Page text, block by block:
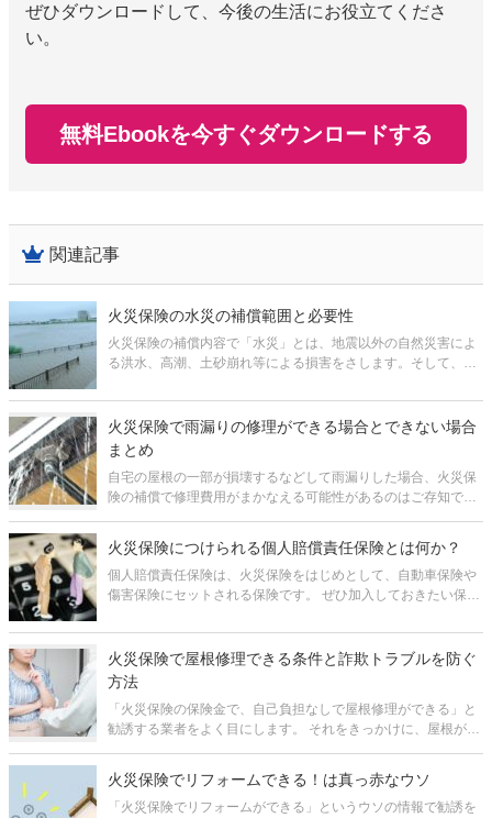
ぜひダウンロードして、今後の生活にお役立てくださ
い。
無料Ebookを今すぐダウンロードする
関連記事
火災保険の水災の補償範囲と必要性
火災保険の補償内容で「水災」とは、地震以外の自然災害によ
る洪水、高潮、土砂崩れ等による損害をさします。そして、水
ものです。 ただし、必要・不要の判断をするには、水災の補償
範囲と、自分の家が水災の
火災保険で雨漏りの修理ができる場合とできない場合
まとめ
自宅の屋根の一部が損壊するなどして雨漏りした場合、火災保
険の補償で修理費用がまかなえる可能性があるのはご存知でし
な台風や大雪などの損害も補償の範囲に含まれているからで
す。 ただし、すべて
火災保険につけられる個人賠償責任保険とは何か？
個人賠償責任保険は、火災保険をはじめとして、自動車保険や
傷害保険にセットされる保険です。 ぜひ加入しておきたい保険
のか、よく分からないという方も多いのではないでしょうか。
そこで、この記事
火災保険で屋根修理できる条件と詐欺トラブルを防ぐ
方法
「火災保険の保険金で、自己負担なしで屋根修理ができる」と
勧誘する業者をよく目にします。 それをきっかけに、屋根が損
ようです。 結論から言うと、屋根修理の費用を火災保険でカバ
ーできるとは限り
火災保険でリフォームできる！は真っ赤なウソ
「火災保険でリフォームができる」というウソの情報で勧誘を